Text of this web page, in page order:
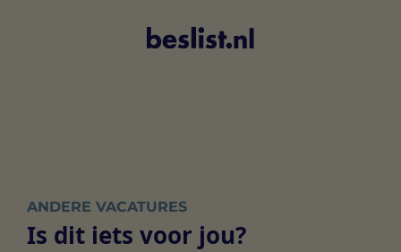
ANDERE VACATURES
Is dit iets voor jou?